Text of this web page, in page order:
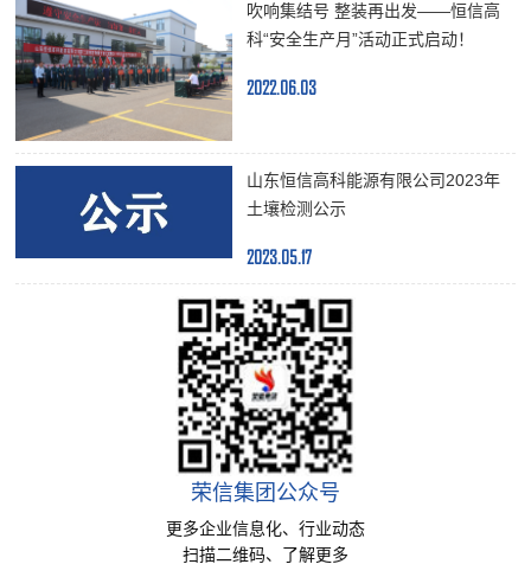
吹响集结号 整装再出发——恒信高
科“安全生产月”活动正式启动！
2022.06.03
山东恒信高科能源有限公司2023年
土壤检测公示
2023.05.17
荣信集团公众号
更多企业信息化、行业动态
扫描二维码、了解更多